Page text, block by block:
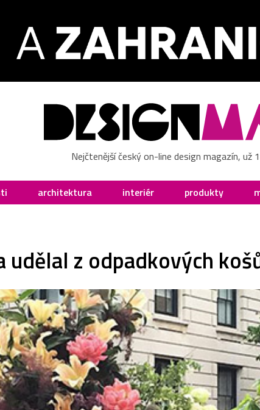
Nejčtenější český on-line design magazín, už
architektura interiér produkty
udělal z odpadkových